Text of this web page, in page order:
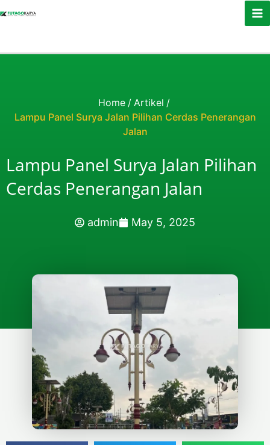
Home / Artikel /
Lampu Panel Surya Jalan Pilihan Cerdas Penerangan
Jalan
Lampu Panel Surya Jalan Pilihan
Cerdas Penerangan Jalan
admin May 5, 2025